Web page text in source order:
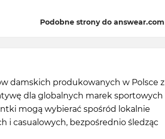
Podobne strony do answear.com
damskich produkowanych w Polsce z
dla globalnych marek sportowych
mogą wybierać spośród lokalnie
i casualowych, bezpośrednio śledząc